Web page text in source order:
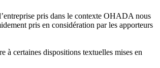
pris dans le contexte OHADA nous
pris en considération par les apporteurs
à certaines dispositions textuelles mises en